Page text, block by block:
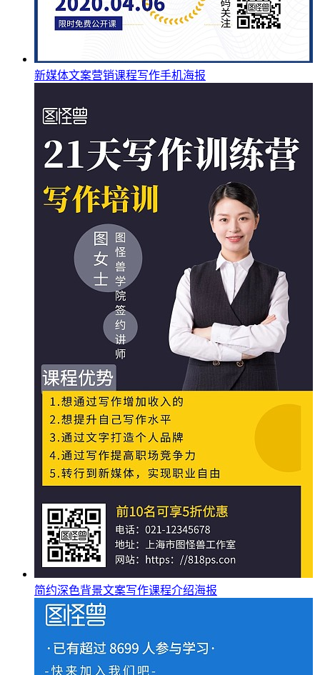
新媒体文案营销课程写作手机海报
简约深色背景文案写作课程介绍海报